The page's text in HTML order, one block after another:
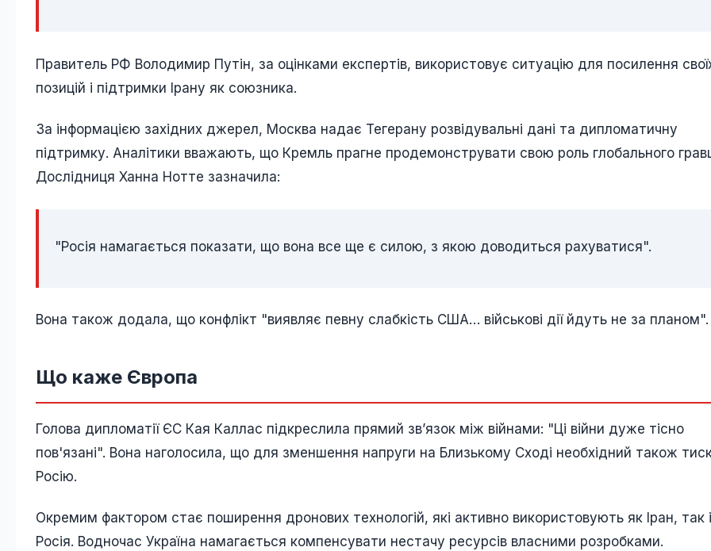
Правитель РФ Володимир Путін, за оцінками експертів, використовує ситуацію для посилення
позицій і підтримки Ірану як союзника.
За інформацією західних джерел, Москва надає Тегерану розвідувальні дані та дипломатичну
підтримку. Аналітики вважають, що Кремль прагне продемонструвати свою роль глобального
Дослідниця Ханна Нотте зазначила:
"Росія намагається показати, що вона все ще є силою, з якою доводиться рахуватися".
Вона також додала, що конфлікт "виявляє певну слабкість США… військові дії йдуть не за планом".
Що каже Європа
Голова дипломатії ЄС Кая Каллас підкреслила прямий зв’язок між війнами: "Ці війни дуже тісно
пов'язані". Вона наголосила, що для зменшення напруги на Близькому Сході необхідний також
Росію.
Окремим фактором стає поширення дронових технологій, які активно використовують як Іран, так і
Росія. Водночас Україна намагається компенсувати нестачу ресурсів власними розробками.